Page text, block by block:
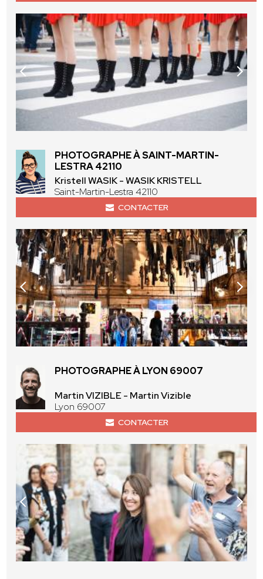
PHOTOGRAPHE À SAINT-MARTIN-
LESTRA 42110
Kristell WASIK - WASIK KRISTELL
Saint-Martin-Lestra 42110
CONTACTER
PHOTOGRAPHE À LYON 69007
Martin VIZIBLE - Martin Vizible
Lyon 69007
CONTACTER